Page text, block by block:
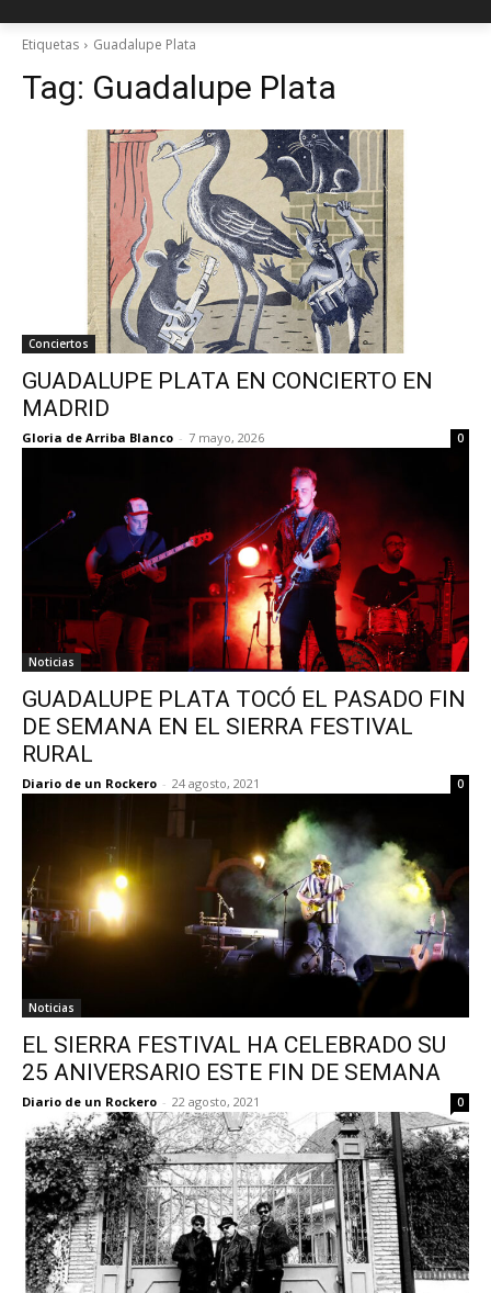
Etiquetas Guadalupe Plata
Tag: Guadalupe Plata
Conciertos
GUADALUPE PLATA EN CONCIERTO EN
MADRID
Gloria de Arriba Blanco - 7 mayo, 2026 0
Noticias
GUADALUPE PLATA TOCÓ EL PASADO FIN
DE SEMANA EN EL SIERRA FESTIVAL
RURAL
Diario de un Rockero - 24 agosto, 2021 0
Noticias
EL SIERRA FESTIVAL HA CELEBRADO SU
25 ANIVERSARIO ESTE FIN DE SEMANA
Diario de un Rockero - 22 agosto, 2021 0